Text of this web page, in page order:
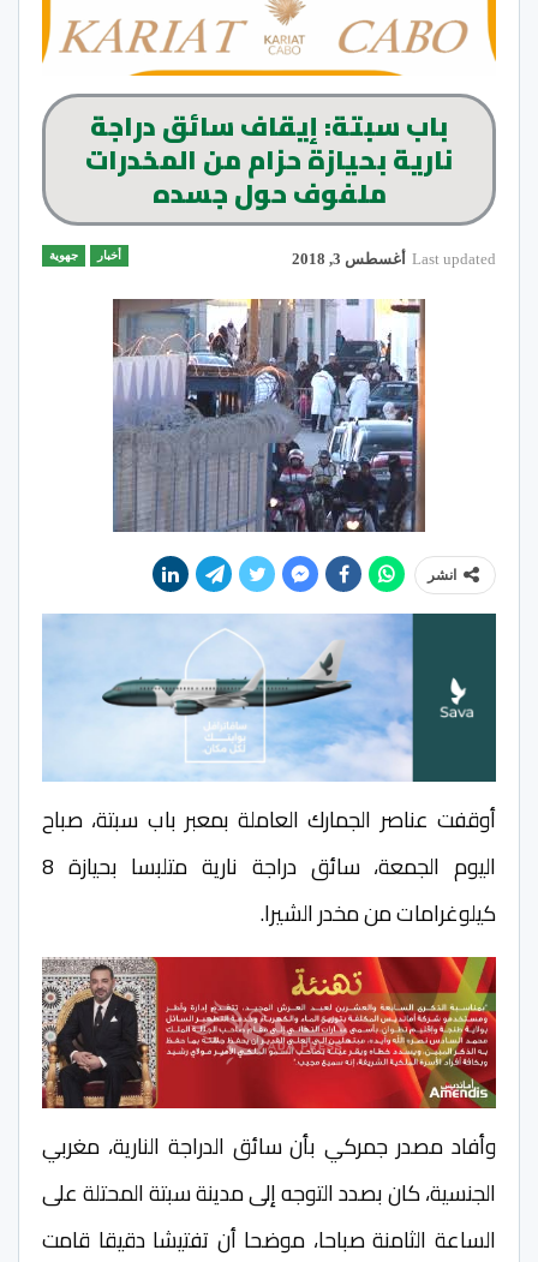
باب سبتة: إيقاف سائق دراجة
نارية بحيازة حزام من المخدرات
ملفوف حول جسده
أخبار جهوية Last updated أغسطس 3, 2018
انشر
أوقفت عناصر الجمارك العاملة بمعبر باب سبتة، صباح
اليوم الجمعة، سائق دراجة نارية متلبسا بحيازة 8
كيلوغرامات من مخدر الشيرا.
وأفاد مصدر جمركي بأن سائق الدراجة النارية، مغربي
الجنسية، كان بصدد التوجه إلى مدينة سبتة المحتلة على
الساعة الثامنة صباحا، موضحا أن تفتيشا دقيقا قامت